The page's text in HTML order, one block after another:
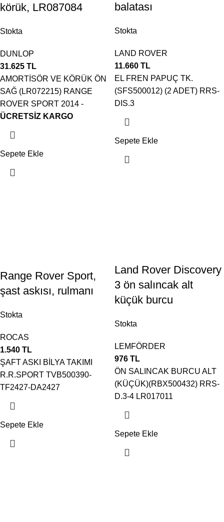
körük, LR087084
Stokta
DUNLOP
31.625 TL
AMORTİSÖR VE KÖRÜK ÖN
SAĞ (LR072215) RANGE
ROVER SPORT 2014 -
ÜCRETSİZ KARGO
Sepete Ekle
balatası
Stokta
LAND ROVER
11.660 TL
EL FREN PAPUÇ TK.
(SFS500012) (2 ADET) RRS-
DIS.3
Sepete Ekle
Range Rover Sport,
şast askısı, rulmanı
Stokta
ROCAS
1.540 TL
ŞAFT ASKI BİLYA TAKIMI
R.R.SPORT TVB500390-
TF2427-DA2427
Sepete Ekle
Land Rover Discovery
3 ön salıncak alt
küçük burcu
Stokta
LEMFÖRDER
976 TL
ÖN SALINCAK BURCU ALT
(KÜÇÜK)(RBX500432) RRS-
D.3-4 LR017011
Sepete Ekle